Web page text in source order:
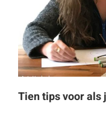
Tien tips voor als